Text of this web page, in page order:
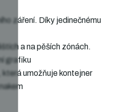
záření. Díky jedinečnému
a na pěších zónách.
grafiku
umožňuje kontejner